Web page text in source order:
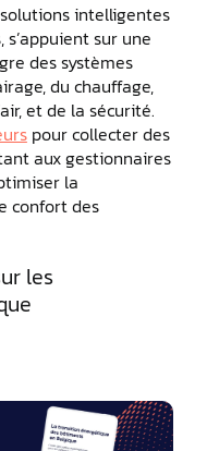
intelligentes
sur une
des systèmes
du chauffage,
et de la sécurité.
pour collecter des
aux gestionnaires
la
confort des
les